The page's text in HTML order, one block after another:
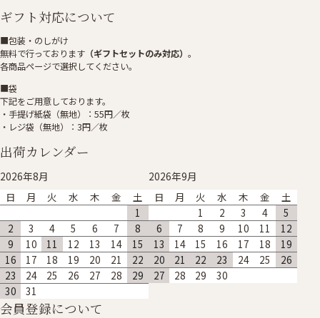
ギフト対応について
■包装・のしがけ
無料で行っております （ギフトセットのみ対応） 。
各商品ページで選択してください。
■袋
下記をご用意しております。
・手提げ紙袋（無地）：55円／枚
・レジ袋（無地）：3円／枚
出荷カレンダー
2026年8月
日
月 火 水 木 金
土
1
2
3 4 5 6 7
8
9
10 11 12 13 14
15
16
17 18 19 20 21
22
23
24 25 26 27 28
29
30
31
2026年9月
日
月 火 水 木 金
土
1
2 3 4
5
6
7 8 9 10 11
12
13
14 15 16 17 18
19
20
21 22 23 24 25
26
27
28 29 30
会員登録について